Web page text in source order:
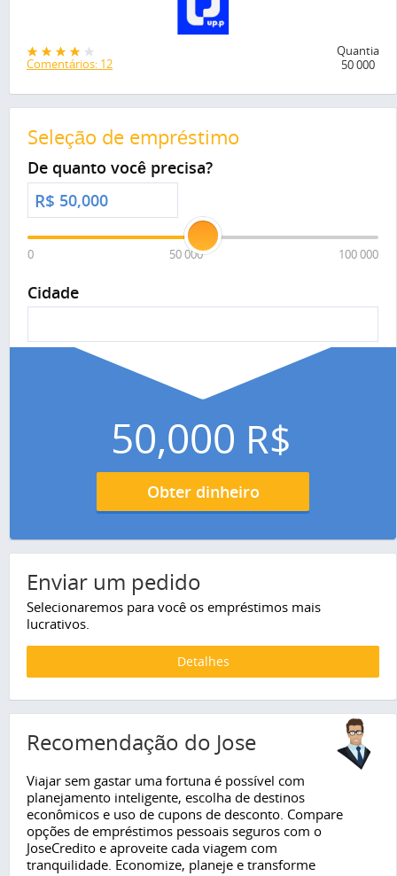
Comentários: 12
Quantia
50 000
Seleção de empréstimo
De quanto você precisa?
R$
0 50 000 100 000
Cidade
50,000 R$
Obter dinheiro
Enviar um pedido
Selecionaremos para você os empréstimos mais
lucrativos.
Detalhes
Recomendação do Jose
Viajar sem gastar uma fortuna é possível com
planejamento inteligente, escolha de destinos
econômicos e uso de cupons de desconto. Compare
opções de empréstimos pessoais seguros com o
JoseCredito e aproveite cada viagem com
tranquilidade. Economize, planeje e transforme